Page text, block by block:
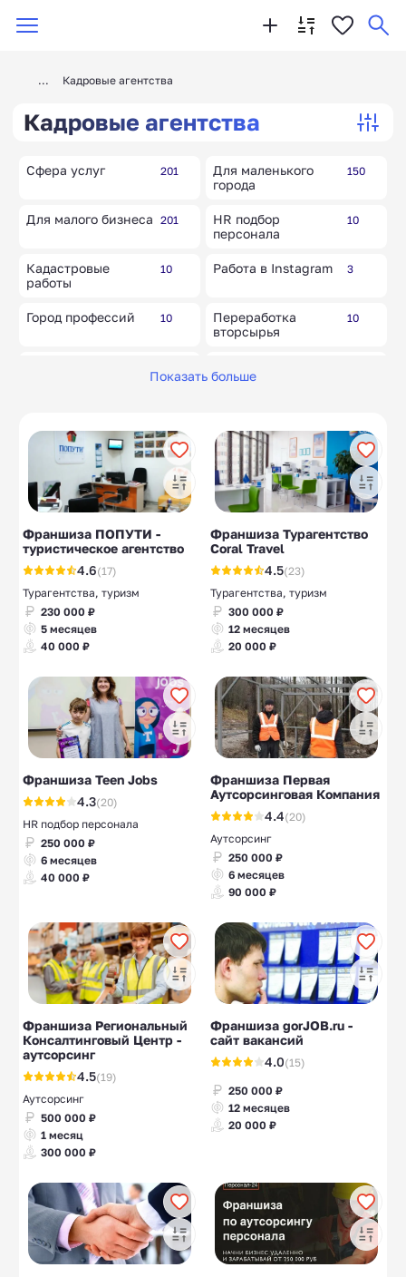
Кадровые агентства
Кадровые агентства
Сфера услуг 201
Для маленького
города
150
Для малого бизнеса 201
HR подбор
персонала
10
Кадастровые
работы
10 Работа в Instagram 3
Город профессий 10
Переработка
вторсырья
10
Консалтинговые
компании
31 Автошколы 10
Детективные
агентства
10 Брачные агентства 10
Показать больше
Франшиза ПОПУТИ -
туристическое агентство
4.6(17)
Турагентства, туризм
230 000 ₽
5 месяцев
40 000 ₽
Франшиза Турагентство
Coral Travel
4.5(23)
Турагентства, туризм
300 000 ₽
12 месяцев
20 000 ₽
Франшиза Teen Jobs
4.3(20)
HR подбор персонала
250 000 ₽
6 месяцев
40 000 ₽
Франшиза Первая
Аутсорсинговая Компания
4.4(20)
Аутсорсинг
250 000 ₽
6 месяцев
90 000 ₽
Франшиза Региональный
Консалтинговый Центр -
аутсорсинг
4.5(19)
Аутсорсинг
500 000 ₽
1 месяц
300 000 ₽
Франшиза gorJOB.ru -
сайт вакансий
4.0(15)
250 000 ₽
12 месяцев
20 000 ₽